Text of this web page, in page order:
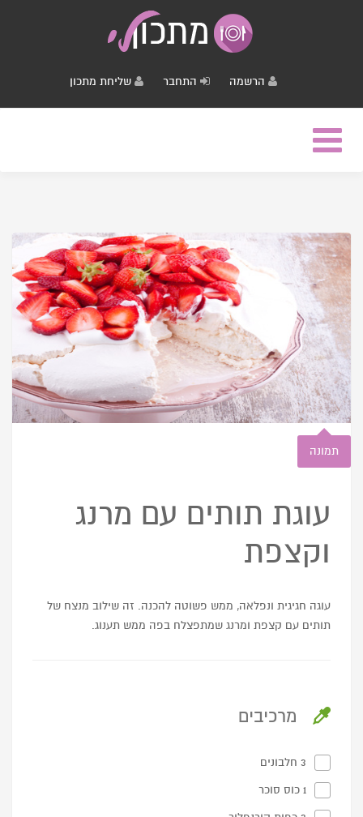
הרשמה התחבר שליחת מתכון
Toggle
navigation
תמונה
עוגת תותים עם מרנג
וקצפת
עוגה חגיגית ונפלאה, ממש פשוטה להכנה. זה שילוב מנצח של
תותים עם קצפת ומרנג שמתפצלח בפה ממש תענוג.
מרכיבים
3 חלבונים
1 כוס סוכר